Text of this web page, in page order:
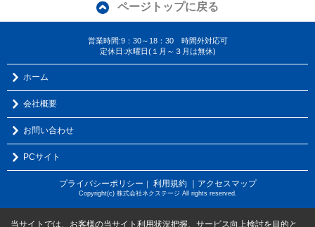
ページトップに戻る
営業時間:9：30～18：30 時間外対応可
定休日:水曜日(１月～３月は無休)
ホーム
会社概要
お問い合わせ
PCサイト
プライバシーポリシー ｜ 利用規約 ｜アクセスマップ
Copyright(c) 株式会社ネクステージ All rights reserved.
当サイトでは、お客様の当サイト利用状況把握、サービス向上検討を目的と